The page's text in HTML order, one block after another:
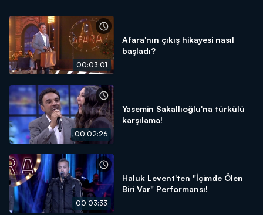
00:03:01
Afara'nın çıkış hikayesi nasıl
başladı?
00:02:26
Yasemin Sakallıoğlu'na türkülü
karşılama!
00:03:33
Haluk Levent'ten "İçimde Ölen
Biri Var" Performansı!